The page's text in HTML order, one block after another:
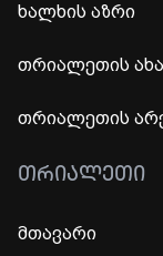
ხალხის აზრი
თრიალეთის
თრიალეთის
ᲗᲠᲘᲐᲚᲔᲗᲘ
მთავარი